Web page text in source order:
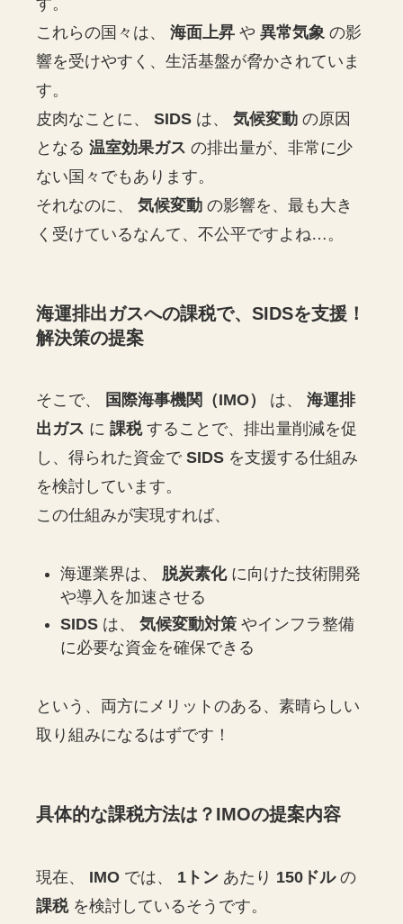
これらの国々は、海面上昇 や異常気象 の影
響を受けやすく、生活基盤が脅かされていま
す。
皮肉なことに、SIDS は、気候変動 の原因
となる温室効果ガス の排出量が、非常に少
ない国々でもあります。
それなのに、気候変動 の影響を、最も大き
く受けているなんて、不公平ですよね…。
海運排出ガスへの課税で、SIDSを支援！
解決策の提案
そこで、 国際海事機関（IMO） は、海運排
出ガス に課税することで、排出量削減を促
し、得られた資金でSIDS を支援する仕組み
を検討しています。
この仕組みが実現すれば、
海運業界は、 脱炭素化に向けた技術開発
や導入を加速させる
SIDS は、気候変動対策 やインフラ整備
に必要な資金を確保できる
という、両方にメリットのある、素晴らしい
取り組みになるはずです！
具体的な課税方法は？IMOの提案内容
現在、 IMO では、 1トン あたり 150ドルの
課税を検討しているそうです。